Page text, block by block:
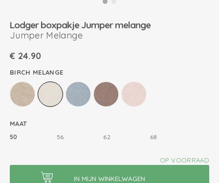
Lodger boxpakje Jumper melange
Jumper Melange
€ 24.90
BIRCH MELANGE
MAAT
50 56 62 68
OP VOORRAAD